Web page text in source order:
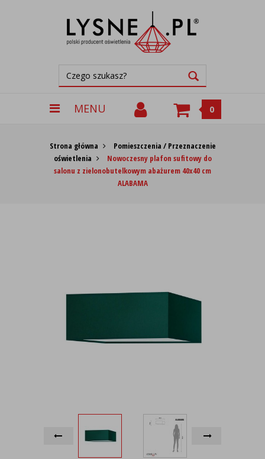
MENU 0
Strona główna
Pomieszczenia / Przeznaczenie
oświetlenia
Nowoczesny plafon sufitowy do
salonu z zielonobutelkowym abażurem 40x40 cm
ALABAMA